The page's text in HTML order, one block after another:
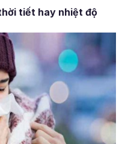
tiết hay nhiệt độ